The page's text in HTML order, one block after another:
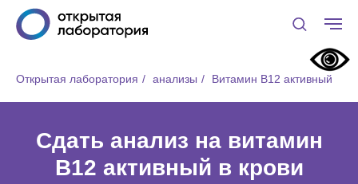
Открытая лаборатория / анализы / Витамин B12 активный
Сдать анализ на витамин
B12 активный в крови